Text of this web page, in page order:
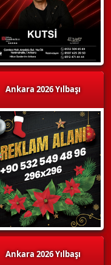
Ankara 2026 Yılbaşı
Ankara 2026 Yılbaşı